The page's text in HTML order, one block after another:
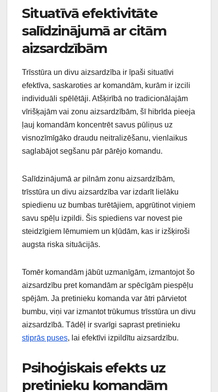
Situatīvā efektivitāte
salīdzinājumā ar citām
aizsardzībām
Trīsstūra un divu aizsardzība ir īpaši situatīvi
efektīva, saskaroties ar komandām, kurām ir izcili
individuāli spēlētāji. Atšķirībā no tradicionālajām
vīrišķajām vai zonu aizsardzībām, šī hibrīda pieeja
ļauj komandām koncentrēt savus pūliņus uz
visnozīmīgāko draudu neitralizēšanu, vienlaikus
saglabājot segšanu pār pārējo komandu.
Salīdzinājumā ar pilnām zonu aizsardzībām,
trīsstūra un divu aizsardzība var izdarīt lielāku
spiedienu uz bumbas turētājiem, apgrūtinot viņiem
savu spēļu izpildi. Šis spiediens var novest pie
steidzīgiem lēmumiem un kļūdām, kas ir izšķiroši
augsta riska situācijās.
Tomēr komandām jābūt uzmanīgām, izmantojot šo
aizsardzību pret komandām ar spēcīgām piespēļu
spējām. Ja pretinieku komanda var ātri pārvietot
bumbu, viņi var izmantot trūkumus trīsstūra un divu
aizsardzībā. Tādēļ ir svarīgi saprast pretinieku
stiprās puses, lai efektīvi izpildītu aizsardzību.
Psihoģiskais efekts uz
pretinieku komandām